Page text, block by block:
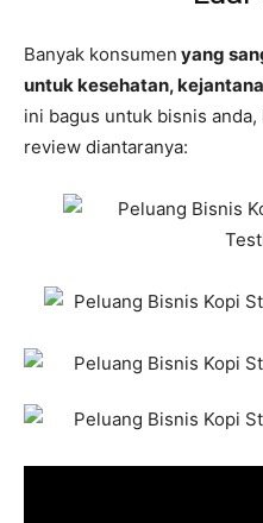
Banyak konsumen yang
untuk kesehatan,
ini bagus untuk bisnis
review diantaranya: